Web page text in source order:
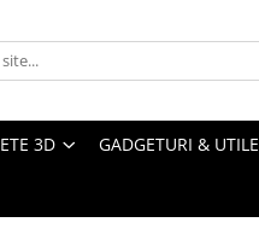
3D GADGETURI & UTILE